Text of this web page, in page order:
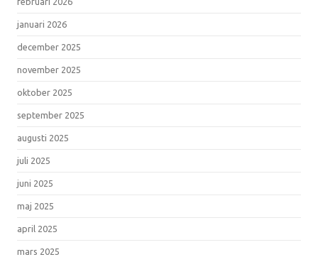
januari 2026
december 2025
november 2025
oktober 2025
september 2025
augusti 2025
juli 2025
juni 2025
maj 2025
april 2025
mars 2025